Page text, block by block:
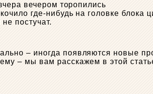
вечером торопились
где-нибудь на головке
постучат.
– иногда появляются новые
– мы вам расскажем в этой